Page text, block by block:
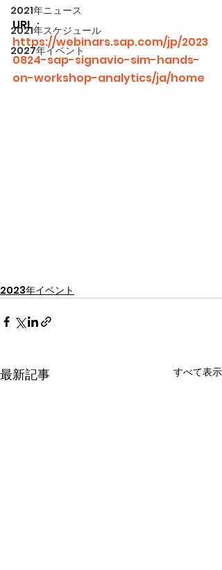
2021年ニュース
2021年スケジュール
2027年イベント
URL：
https://webinars.sap.com/jp/2023
0824-sap-signavio-sim-hands-
on-workshop-analytics/ja/home
2023年イベント
最新記事 すべて表示